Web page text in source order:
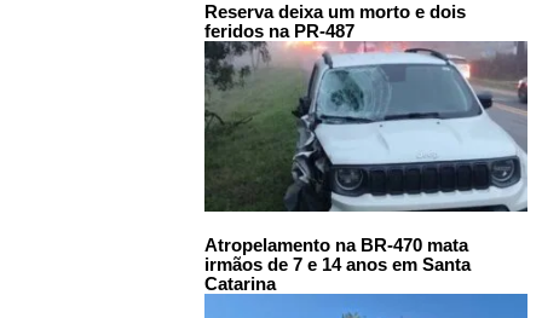
Reserva deixa um morto e dois
feridos na PR-487
Atropelamento na BR-470 mata
irmãos de 7 e 14 anos em Santa
Catarina